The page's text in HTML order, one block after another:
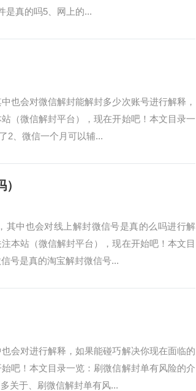
是真的吗5、网上的...
也会对微信解封能解封多少次账号进行解释，
（微信解封平台），现在开始吧！本文目录一
2、微信一个月可以辅...
其中也会对线上解封微信号是真的么吗进行解
本站（微信解封平台），现在开始吧！本文目
号是真的淘宝解封微信号...
会对进行解释，如果能碰巧解决你现在面临的
吧！本文目录一览：刷微信解封单有风险的介
关于、刷微信解封单有风...